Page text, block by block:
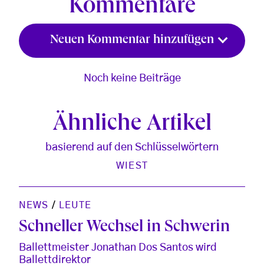
Kommentare
Neuen Kommentar hinzufügen
Noch keine Beiträge
Ähnliche Artikel
basierend auf den Schlüsselwörtern
WIEST
NEWS / LEUTE
Schneller Wechsel in Schwerin
Ballettmeister Jonathan Dos Santos wird
Ballettdirektor